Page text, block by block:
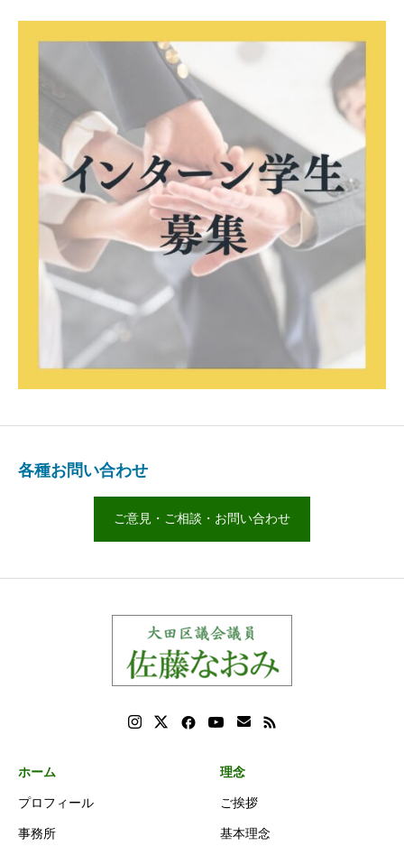
各種お問い合わせ
ご意見・ご相談・お問い合わせ
ホーム
プロフィール
事務所
理念
ご挨拶
基本理念